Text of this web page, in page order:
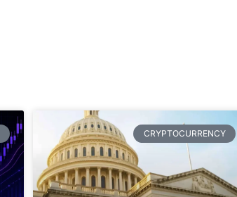
CRYPTOCURRENCY